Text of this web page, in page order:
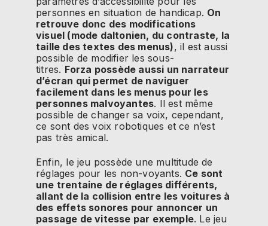
personnes en situation de handicap. On
retrouve donc des modifications
visuel (mode daltonien, du contraste, la
taille des textes des menus), il est aussi
possible de modifier les sous-
titres. Forza possède aussi un narrateur
d’écran qui permet de naviguer
facilement dans les menus pour les
personnes malvoyantes. Il est même
possible de changer sa voix, cependant,
ce sont des voix robotiques et ce n’est
pas très amical.
Enfin, le jeu possède une multitude de
réglages pour les non-voyants. Ce sont
une trentaine de réglages différents,
allant de la collision entre les voitures à
des effets sonores pour annoncer un
passage de vitesse par exemple. Le jeu